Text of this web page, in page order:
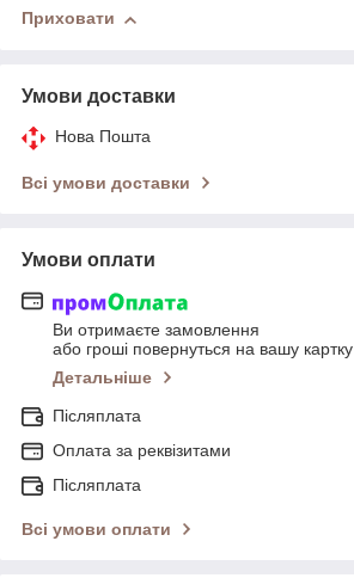
Приховати
Умови доставки
Нова Пошта
Всі умови доставки
Умови оплати
Ви отримаєте замовлення
або гроші повернуться на вашу картку
Детальніше
Післяплата
Оплата за реквізитами
Післяплата
Всі умови оплати